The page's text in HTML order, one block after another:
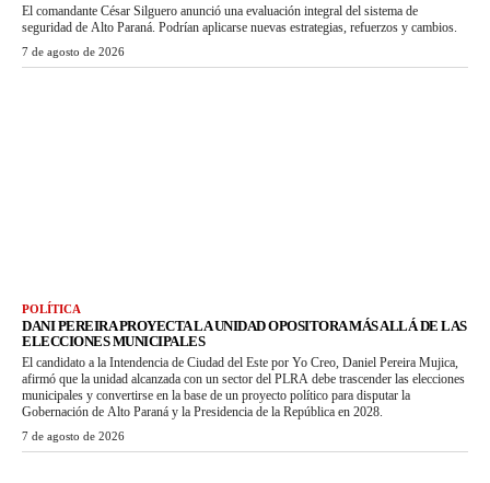
El comandante César Silguero anunció una evaluación integral del sistema de
seguridad de Alto Paraná. Podrían aplicarse nuevas estrategias, refuerzos y cambios.
7 de agosto de 2026
POLÍTICA
DANI PEREIRA PROYECTA LA UNIDAD OPOSITORA MÁS ALLÁ DE LAS
ELECCIONES MUNICIPALES
El candidato a la Intendencia de Ciudad del Este por Yo Creo, Daniel Pereira Mujica,
afirmó que la unidad alcanzada con un sector del PLRA debe trascender las elecciones
municipales y convertirse en la base de un proyecto político para disputar la
Gobernación de Alto Paraná y la Presidencia de la República en 2028.
7 de agosto de 2026